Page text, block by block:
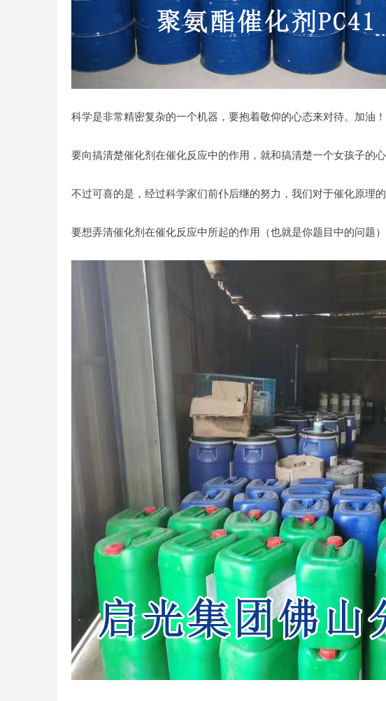
科学是非常精密复杂的一个机器，要抱着敬仰的心态来对待。加油！
要向搞清楚催化剂在催化反应中的作用，就和搞清楚一个女孩子的心
不过可喜的是，经过科学家们前仆后继的努力，我们对于催化原理的
要想弄清催化剂在催化反应中所起的作用（也就是你题目中的问题